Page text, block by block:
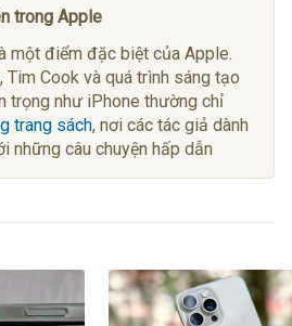
trong Apple
một điểm đặc biệt của Apple.
Cook và quá trình sáng tạo
trọng như iPhone thường chỉ
trang sách, nơi các tác giả dành
những câu chuyện hấp dẫn